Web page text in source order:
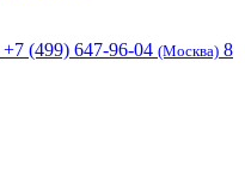
+7 (499) 647-96-04 (Москва) 8